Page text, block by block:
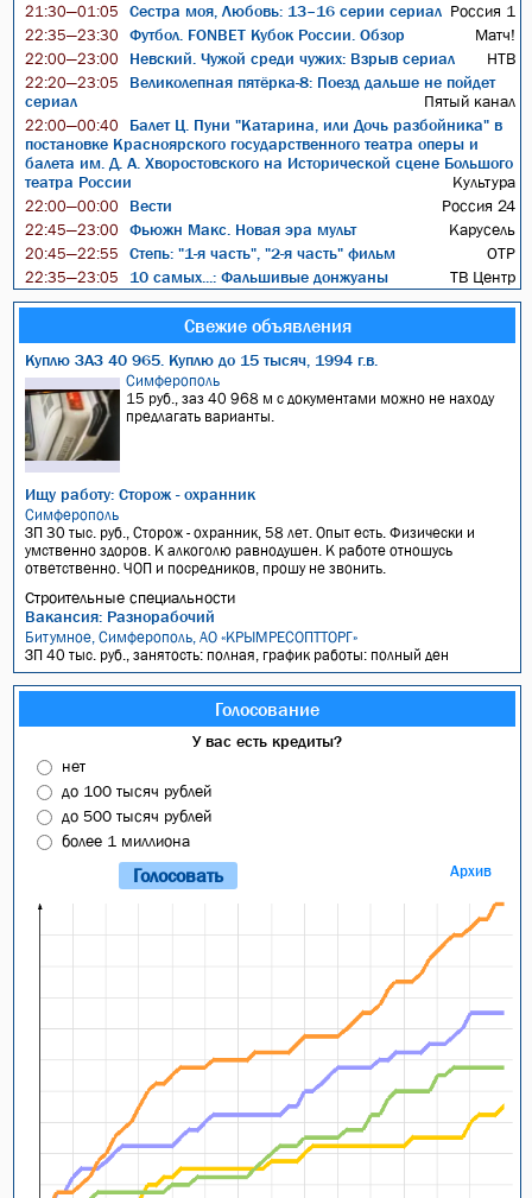
21:30—01:05 Сестра моя, Любовь: 13–16 серии сериал Россия 1
22:35—23:30 Футбол. FONBET Кубок России. Обзор Матч!
22:00—23:00 Невский. Чужой среди чужих: Взрыв сериал НТВ
22:20—23:05
Великолепная пятёрка-8: Поезд дальше не пойдет
сериал
Пятый канал
22:00—00:40
Балет Ц. Пуни "Катарина, или Дочь разбойника" в
постановке Красноярского государственного театра оперы и
балета им. Д. А. Хворостовского на Исторической сцене Большого
театра России
Культура
22:00—00:00 Вести Россия 24
22:45—23:00 Фьюжн Макс. Новая эра мульт Карусель
20:45—22:55 Степь: "1-я часть", "2-я часть" фильм ОТР
22:35—23:05 10 самых...: Фальшивые донжуаны ТВ Центр
Свежие объявления
Куплю ЗАЗ 40 965. Куплю до 15 тысяч, 1994 г.в.
Симферополь
15 руб., заз 40 968 м с документами можно не находу
предлагать варианты.
Ищу работу: Сторож - охранник
Симферополь
ЗП 30 тыс. руб., Сторож - охранник, 58 лет. Опыт есть. Физически и
умственно здоров. К алкоголю равнодушен. К работе отношусь
ответственно. ЧОП и посредников, прошу не звонить.
Строительные специальности
Вакансия: Разнорабочий
Битумное, Симферополь, АО «КРЫМРЕСОПТТОРГ»
ЗП 40 тыс. руб., занятость: полная, график работы: полный ден
Голосование
У вас есть кредиты?
нет
до 100 тысяч рублей
до 500 тысяч рублей
более 1 миллиона
Архив